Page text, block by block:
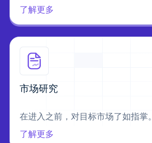
了解更多
市场研究
在进入之前，对目标市场了如指掌。
了解更多